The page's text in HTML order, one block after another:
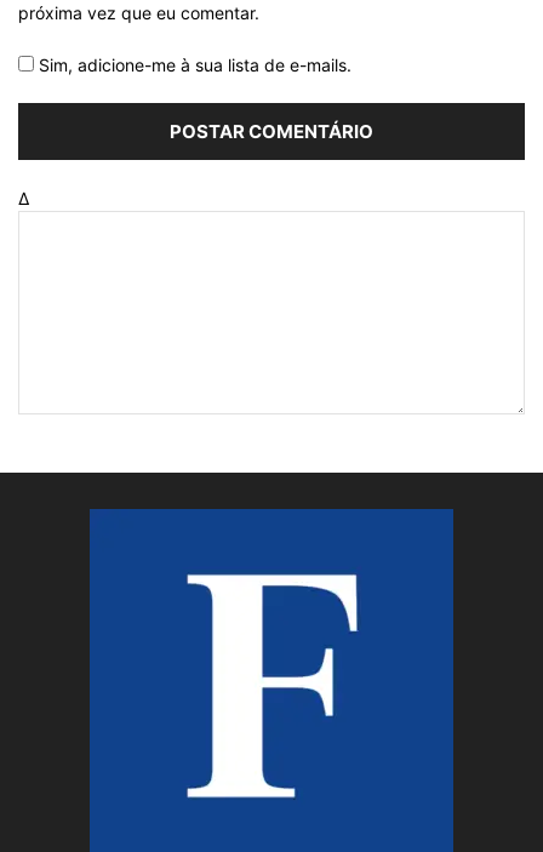
próxima vez que eu comentar.
Sim, adicione-me à sua lista de e-mails.
Δ